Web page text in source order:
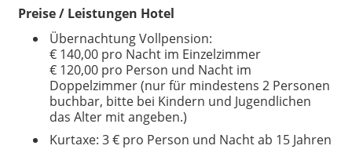
Preise / Leistungen Hotel
Übernachtung Vollpension:
€ 140,00 pro Nacht im Einzelzimmer
€ 120,00 pro Person und Nacht im
Doppelzimmer (nur für mindestens 2 Personen
buchbar, bitte bei Kindern und Jugendlichen
das Alter mit angeben.)
Kurtaxe: 3 € pro Person und Nacht ab 15 Jahren